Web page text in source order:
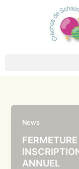
News
ANNUEL